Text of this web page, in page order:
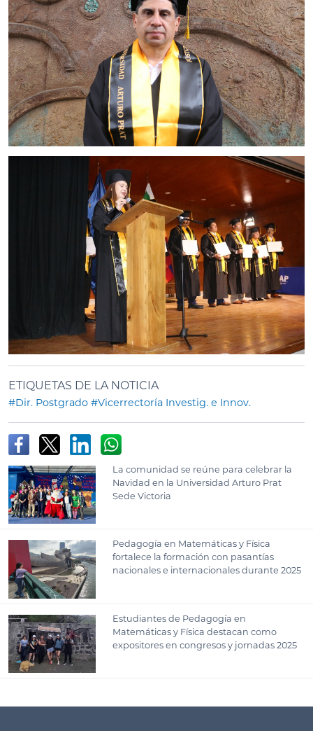
ETIQUETAS DE LA NOTICIA
#Dir. Postgrado #Vicerrectoría Investig. e Innov.
La comunidad se reúne para celebrar la
Navidad en la Universidad Arturo Prat
Sede Victoria
Pedagogía en Matemáticas y Física
fortalece la formación con pasantías
nacionales e internacionales durante 2025
Estudiantes de Pedagogía en
Matemáticas y Física destacan como
expositores en congresos y jornadas 2025